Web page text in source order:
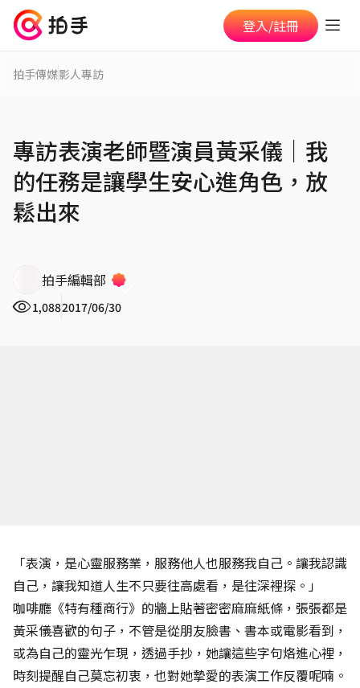
登入/註冊
拍手傳媒影人專訪
專訪表演老師暨演員黃采儀│我
的任務是讓學生安心進角色，放
鬆出來
拍手編輯部
1,0882017/06/30
「表演，是心靈服務業，服務他人也服務我自己。讓我認識
自己，讓我知道人生不只要往高處看，是往深裡探。」
咖啡廳《特有種商行》的牆上貼著密密麻麻紙條，張張都是
黃采儀喜歡的句子，不管是從朋友臉書、書本或電影看到，
或為自己的靈光乍現，透過手抄，她讓這些字句烙進心裡，
時刻提醒自己莫忘初衷，也對她摯愛的表演工作反覆呢喃。